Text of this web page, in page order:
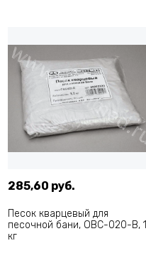
285,60 руб.
Песок кварцевый для
песочной бани, ОВС-020-В, 1
кг